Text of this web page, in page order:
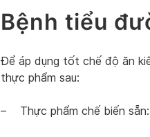
Bệnh tiểu
Để áp dụng tốt chế độ ăn
thực phẩm sau:
– Thực phẩm chế biến